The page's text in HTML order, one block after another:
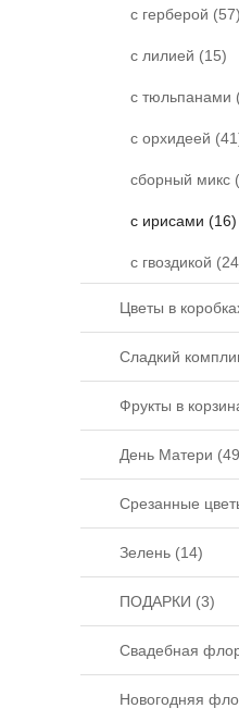
с герберой (57)
с лилией (15)
с тюльпанами
с орхидеей
сборный микс
с ирисами (16)
с гвоздикой
Цветы в
Сладкий
Фрукты в
День Матери
Срезанные
Зелень (14)
ПОДАРКИ (3)
Свадебная
Новогодняя